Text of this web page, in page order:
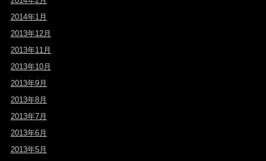
2014年1月
2013年12月
2013年11月
2013年10月
2013年9月
2013年8月
2013年7月
2013年6月
2013年5月